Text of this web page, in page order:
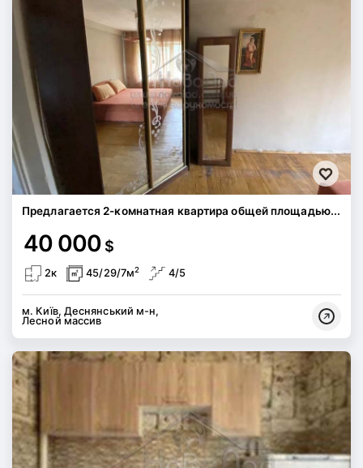
Предлагается 2-комнатная квартира общей площадью...
40 000 $
2к 45/29/7м2 4/5
м. Київ, Деснянський м-н,
Лесной массив